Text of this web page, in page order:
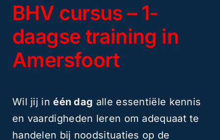
tot
€ 139,00
BHV cursus – 1-
daagse training in
Amersfoort
Wil jij inéén dag alle essentiële kennis
en vaardigheden leren om adequaat te
handelen bij noodsituaties op de